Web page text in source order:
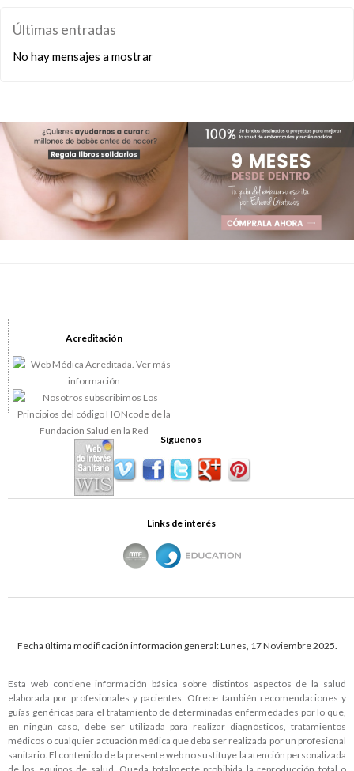
Últimas entradas
No hay mensajes a mostrar
Acreditación
Síguenos
Links de interés
Fecha última modificación información general: Lunes, 17 Noviembre 2025.
Esta web contiene información básica sobre distintos aspectos de la salud
elaborada por profesionales y pacientes. Ofrece también recomendaciones y
guías genéricas para el tratamiento de determinadas enfermedades por lo que,
en ningún caso, debe ser utilizada para realizar diagnósticos, tratamientos
médicos o cualquier actuación médica que deba ser realizada por un profesional
sanitario. El contenido de la presente web no sustituye la atención personalizada